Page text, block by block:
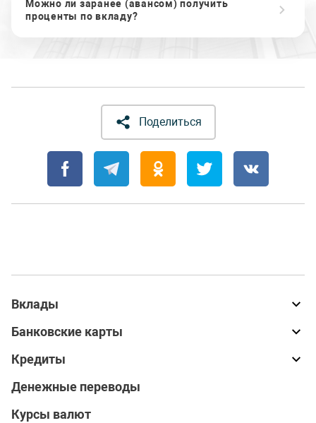
Можно ли заранее (авансом) получить
проценты по вкладу?
Поделиться
Вклады
Банковские карты
Кредиты
Денежные переводы
Курсы валют